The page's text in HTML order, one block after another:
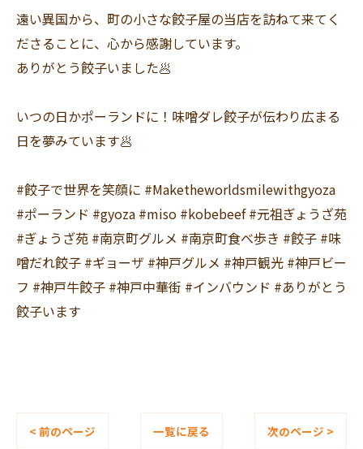
遠い異国から、町の小さな餃子屋の当店を訪ねて来てく
ださることに、心から感謝しています。
ありがとう餃子いました🥟
いつの日かポーランドに！味噌ダレ餃子が伝わり広まる
日を夢みています🥟
#餃子で世界を笑顔に #Maketheworldsmilewithgyoza
#ポーランド #gyoza #miso #kobebeef #元祖ぎょうざ苑
#ぎょうざ苑 #南京町グルメ #南京町食べ歩き #餃子 #味
噌だれ餃子 #ギョーザ #神戸グルメ #神戸観光 #神戸ビー
フ #神戸牛餃子 #神戸中華街 #インバウンド #ありがとう
餃子います
< 前のページ 一覧に戻る 次のページ >